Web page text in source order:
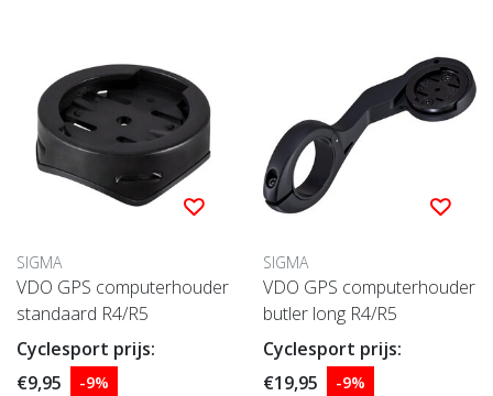
SIGMA
VDO GPS computerhouder
standaard R4/R5
Cyclesport prijs:
€9,95
-9%
SIGMA
VDO GPS computerhouder
butler long R4/R5
Cyclesport prijs:
€19,95
-9%